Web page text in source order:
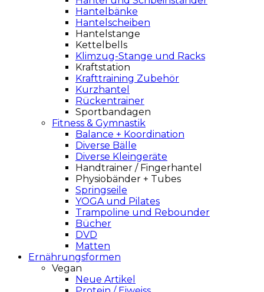
Hantelbänke
Hantelscheiben
Hantelstange
Kettelbells
Klimzug-Stange und Racks
Kraftstation
Krafttraining Zubehör
Kurzhantel
Rückentrainer
Sportbandagen
Fitness & Gymnastik
Balance + Koordination
Diverse Bälle
Diverse Kleingeräte
Handtrainer / Fingerhantel
Physiobänder + Tubes
Springseile
YOGA und Pilates
Trampoline und Rebounder
Bücher
DVD
Matten
Ernährungsformen
Vegan
Neue Artikel